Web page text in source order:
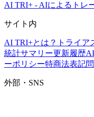
AI TRI+ - AIによるトレ
サイト内
AI TRI+とは？ トライ
統計サマリー更新履歴
ーポリシー特商法表記
外部・SNS